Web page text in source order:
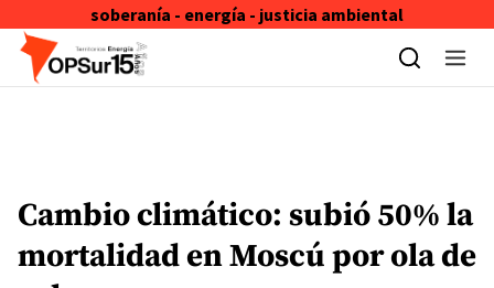
soberanía - energía - justicia ambiental
Skip to content
Cambio climático: subió 50% la
mortalidad en Moscú por ola de